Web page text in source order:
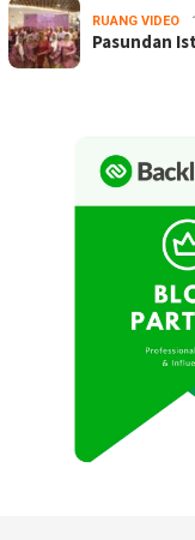
RUANG VIDEO
Pasundan